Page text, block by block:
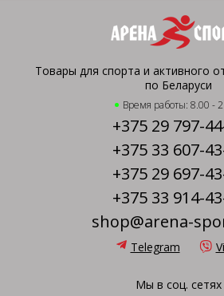
Товары для спорта и активного
по Беларуси
Время работы: 8.00 -
+375 29 797-
+375 33 607-
+375 29 697-
+375 33 914-
shop@arena-
Telegram
Мы в соц. сетях